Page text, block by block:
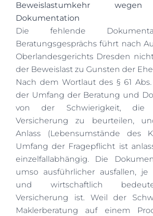
Beweislastumkehr
Dokumentation
Die fehlende
Beratungsgesprächs führt nach
Oberlandesgerichts Dresden
der Beweislast zu Gunsten der
Nach dem Wortlaut des § 61
der Umfang der Beratung und
von der Schwierigkeit, die
Versicherung zu beurteilen,
Anlass (Lebensumstände des
Umfang der Fragepflicht ist
einzelfallabhängig. Die
umso ausführlicher ausfallen, je
und wirtschaftlich
Versicherung ist. Weil der
Maklerberatung auf einem